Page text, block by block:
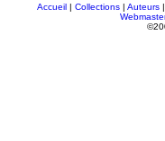
Accueil | Collections | Auteurs